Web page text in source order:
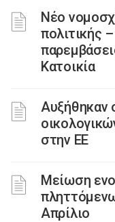
Νέο
πολιτικής
Κατοικία
Αυξήθηκαν
στην ΕΕ
Μείωση
Απρίλιο